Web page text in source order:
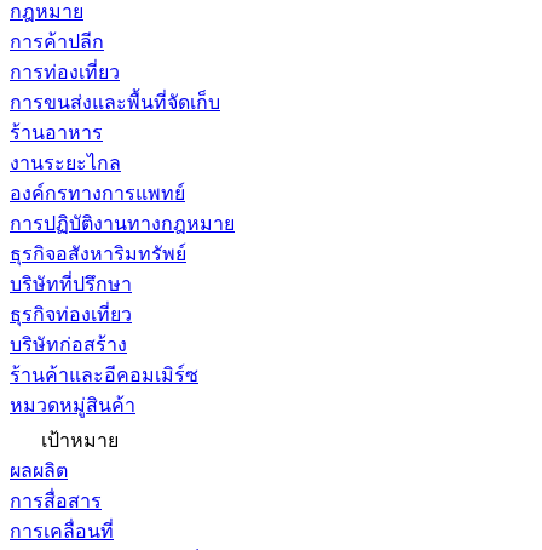
กฎหมาย
การค้าปลีก
การท่องเที่ยว
การขนส่งและพื้นที่จัดเก็บ
ร้านอาหาร
งานระยะไกล
องค์กรทางการแพทย์
การปฏิบัติงานทางกฎหมาย
ธุรกิจอสังหาริมทรัพย์
บริษัทที่ปรึกษา
ธุรกิจท่องเที่ยว
บริษัทก่อสร้าง
ร้านค้าและอีคอมเมิร์ซ
หมวดหมู่สินค้า
เป้าหมาย
ผลผลิต
การสื่อสาร
การเคลื่อนที่